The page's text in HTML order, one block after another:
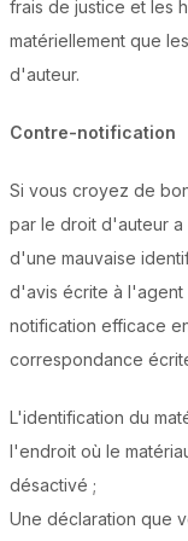
frais de justice et les
matériellement que
d'auteur.
Contre-notification
Si vous croyez de
par le droit d'auteur
d'une mauvaise
d'avis écrite à l'agent
notification efficace
correspondance
L'identification du
l'endroit où le
désactivé ;
Une déclaration que